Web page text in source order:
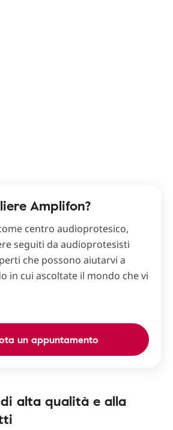
Amplifon?
centro audioprotesico,
seguiti da audioprotesisti
che possono aiutarvi a
in cui ascoltate il mondo che vi
un appuntamento
di alta qualità e alla